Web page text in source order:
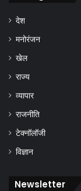
देश
मनोरंजन
खेल
राज्य
व्यापार
राजनीति
टेक्नॉलॉजी
विज्ञान
Newsletter